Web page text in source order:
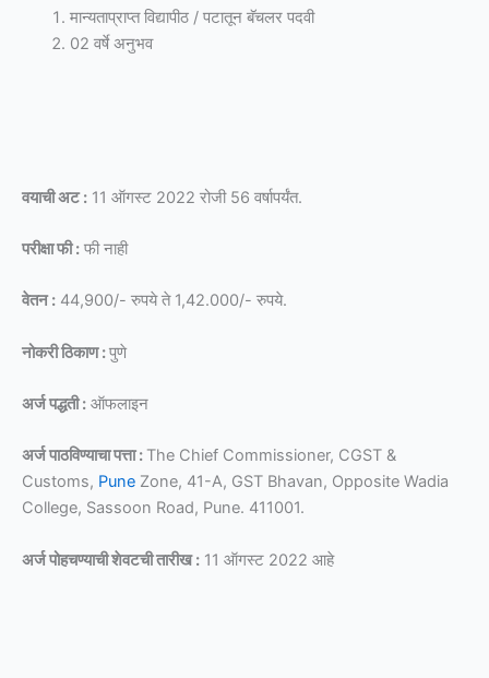
मान्यताप्राप्त विद्यापीठ / पटातून बॅचलर पदवी
02 वर्षे अनुभव
वयाची अट : 11 ऑगस्ट 2022 रोजी 56 वर्षापर्यंत.
परीक्षा फी : फी नाही
वेतन : 44,900/- रुपये ते 1,42.000/- रुपये.
नोकरी ठिकाण :पुणे
अर्ज पद्धती : ऑफलाइन
अर्ज पाठविण्याचा पत्ता : The Chief Commissioner, CGST &
Customs, Pune Zone, 41-A, GST Bhavan, Opposite Wadia
College, Sassoon Road, Pune. 411001.
अर्ज पोहचण्याची शेवटची तारीख : 11 ऑगस्ट 2022 आहे